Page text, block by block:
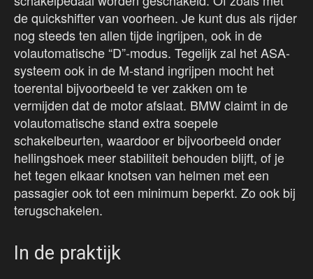
de quickshifter van voorheen. Je kunt dus als rijder
nog steeds ten allen tijde ingrijpen, ook in de
volautomatische “D”-modus. Tegelijk zal het ASA-
systeem ook in de M-stand ingrijpen mocht het
toerental bijvoorbeeld te ver zakken om te
vermijden dat de motor afslaat. BMW claimt in de
volautomatische stand extra soepele
schakelbeurten, waardoor er bijvoorbeeld onder
hellingshoek meer stabiliteit behouden blijft, of je
het tegen elkaar knotsen van helmen met een
passagier ook tot een minimum beperkt. Zo ook bij
terugschakelen.
In de praktijk